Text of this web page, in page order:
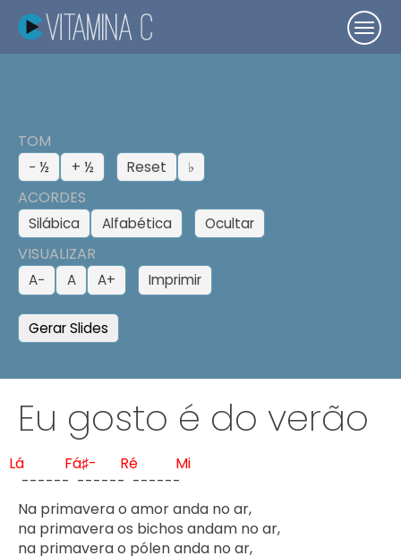
TOM
− ½ + ½ Reset ♭
ACORDES
Silábica Alfabética Ocultar
VISUALIZAR
A− A A+ Imprimir
Gerar Slides
Eu gosto é do verão
Lá
------
Fá♯-
------
Ré
------
Mi
Na primavera o amor anda no ar,
na primavera os bichos andam no ar,
na primavera o pólen anda no ar,